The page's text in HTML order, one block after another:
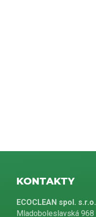
KONTAKTY
ECOCLEAN spol. s.r.o.
Mladoboleslavská 968